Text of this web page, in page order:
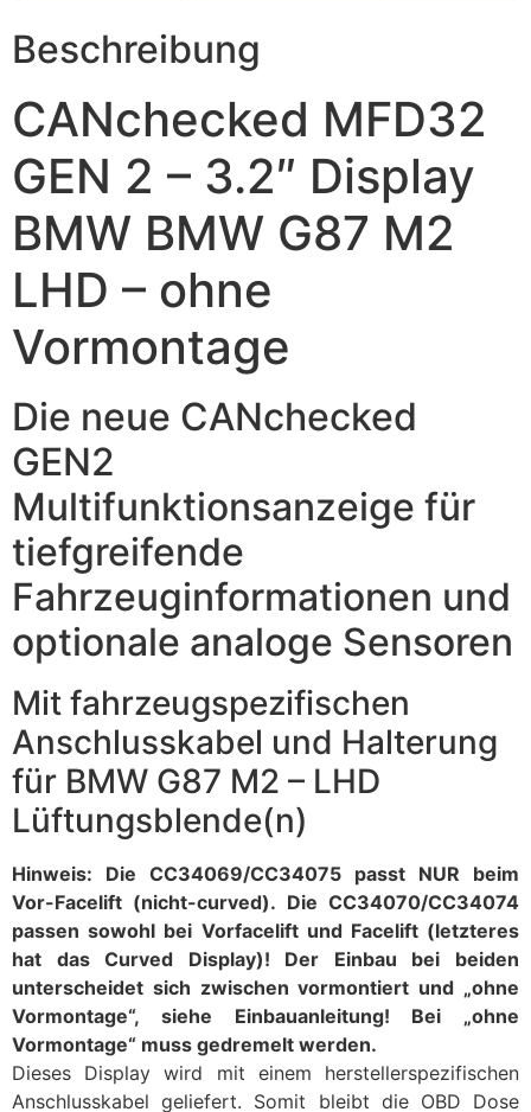
Beschreibung
CANchecked MFD32
GEN 2 – 3.2″ Display
BMW BMW G87 M2
LHD – ohne
Vormontage
Die neue CANchecked
GEN2
Multifunktionsanzeige für
tiefgreifende
Fahrzeuginformationen und
optionale analoge Sensoren
Mit fahrzeugspezifischen
Anschlusskabel und Halterung
für BMW G87 M2 – LHD
Lüftungsblende(n)
Hinweis: Die CC34069/CC34075 passt NUR beim
Vor-Facelift (nicht-curved). Die CC34070/CC34074
passen sowohl bei Vorfacelift und Facelift (letzteres
hat das Curved Display)! Der Einbau bei beiden
unterscheidet sich zwischen vormontiert und „ohne
Vormontage“, siehe Einbauanleitung! Bei „ohne
Vormontage“ muss gedremelt werden.
Dieses Display wird mit einem herstellerspezifischen
Anschlusskabel geliefert. Somit bleibt die OBD Dose